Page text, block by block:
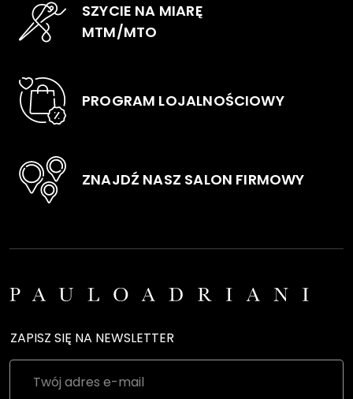
stronie
SZYCIE NA MIARĘ
MTM/MTO
PROGRAM LOJALNOŚCIOWY
ZNAJDŹ NASZ SALON FIRMOWY
ZAPISZ SIĘ NA NEWSLETTER